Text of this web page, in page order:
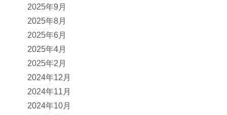
2025年9月
2025年8月
2025年6月
2025年4月
2025年2月
2024年12月
2024年11月
2024年10月